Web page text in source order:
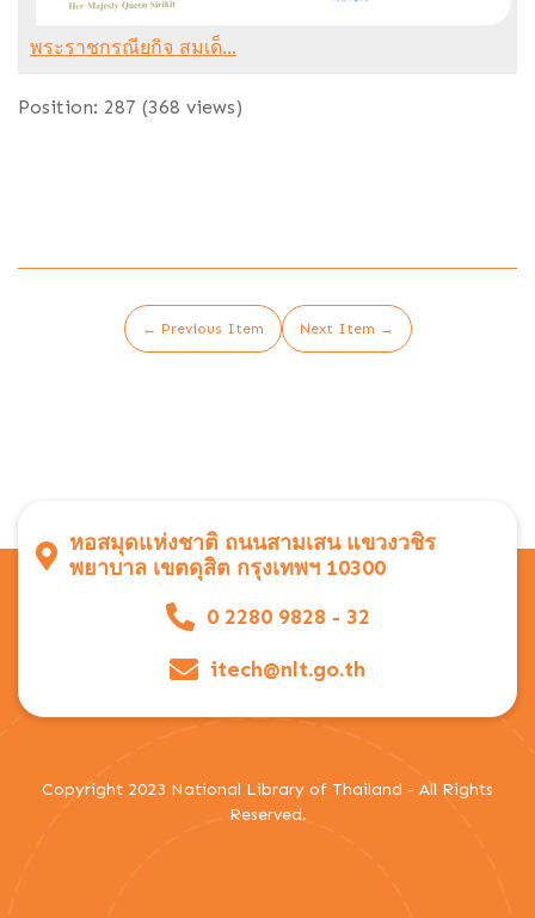
พระราชกรณียกิจ สมเด็...
Position: 287 (368 views)
← Previous Item Next Item →
หอสมุดแห่งชาติ ถนนสามเสน แขวงวชิร
พยาบาล เขตดุสิต กรุงเทพฯ 10300
0 2280 9828 - 32
itech@nlt.go.th
Copyright 2023 National Library of Thailand - All Rights
Reserved.